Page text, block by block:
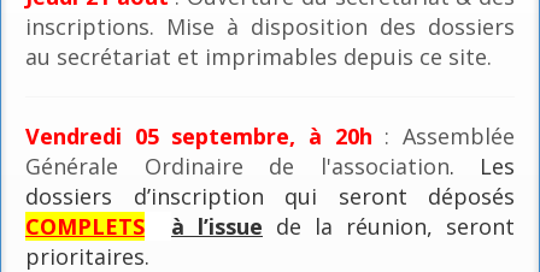
inscriptions. Mise à disposition des dossiers
au secrétariat et imprimables depuis ce site.
Vendredi 05 septembre, à 20h : Assemblée
Générale Ordinaire de l'association. Les
dossiers d’inscription qui seront déposés
COMPLETS
à l’issue de la réunion, seront
prioritaires.